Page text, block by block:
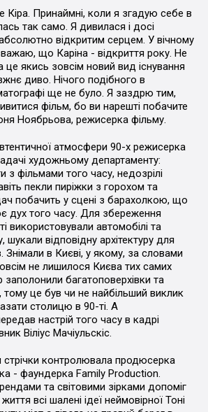
Кіра. Принаймні, коли я згадую себе в
так само. Я дивилася і досі
відкритим серцем. У вічному
що Каріна - відкриття року. Не
це якись зовсім новий вид існування
диво. Нічого подібного в
ще не було. Я заздрю тим,
фільм, бо ви нарешті побачите
Ноябрьова, режисерка фільму.
атмосфери 90-х режисерка
художньому департаменту:
з фільмами того часу, недозрілі
пекли пиріжки з горохом та
побачить у сцені з барахолкою, що
дух того часу. Для збереження
використовували автомобілі та
шукали відповідну архітектуру для
Знімали в Києві, у якому, за словами
не лишилося Києва тих самих
заполонили багатоповерхівки та
тому це був чи не найбільший виклик
столицю в 90-ті. А
настрій того часу в кадрі
Віліус Мачіульскіс.
стрічки контролювала продюсерка
- фаундерка Family Production.
та світовими зірками допоміг
всі шалені ідеї неймовірної Тоні